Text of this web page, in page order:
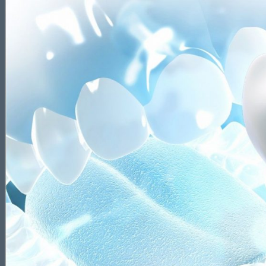
DELARA
ARTIC
ARTIC DIGITAL
Resinas 3D
Dima Print Kulzer
Keystone
Phrozen
Teseracto
Maquinaria Digital
Impresión
Spray para escaneado
Discos
Cera
PMMA
Metal
Zirconio
PROT. FIJA
Cerámicas
HC-Saphir
HC-Zirconia 750
Varios
Composites
Signum